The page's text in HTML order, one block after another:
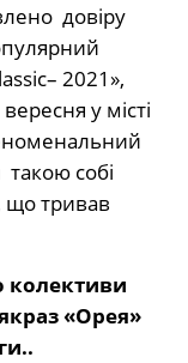
довіру
2021»,
у місті
такою собі
що тривав
колективи
«Орея»